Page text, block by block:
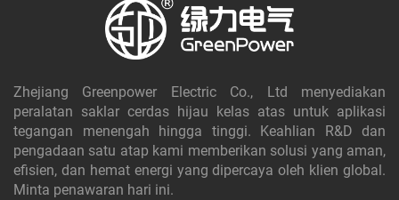
Zhejiang Greenpower Electric Co., Ltd menyediakan
peralatan saklar cerdas hijau kelas atas untuk aplikasi
tegangan menengah hingga tinggi. Keahlian R&D dan
pengadaan satu atap kami memberikan solusi yang aman,
efisien, dan hemat energi yang dipercaya oleh klien global.
Minta penawaran hari ini.